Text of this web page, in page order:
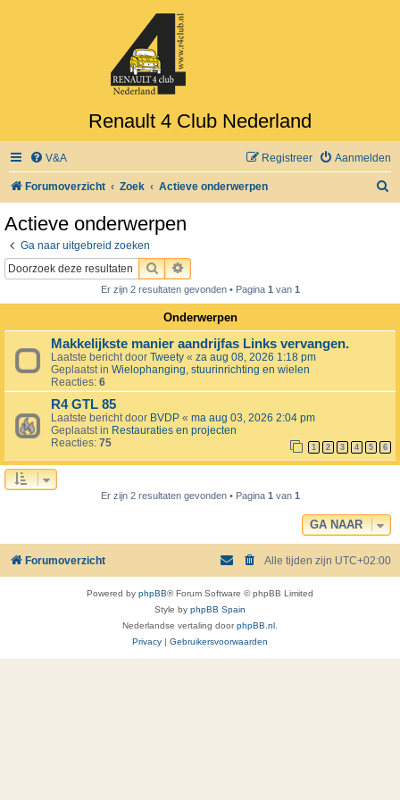
Renault 4 Club Nederland
V&A Aanmelden
Registreer
Forumoverzicht Zoek Actieve onderwerpen
Actieve onderwerpen
Ga naar uitgebreid zoeken
ZOEKUITGEBREID ZOEKEN
Er zijn 2 resultaten gevonden • Pagina 1van 1
Onderwerpen
Makkelijkste manier aandrijfas Links vervangen.
Laatste bericht door Tweety « za aug 08, 2026 1:18 pm
Geplaatst in Wielophanging, stuurinrichting en wielen
Reacties: 6
R4 GTL 85
Laatste bericht door BVDP « ma aug 03, 2026 2:04 pm
Geplaatst in Restauraties en projecten
Reacties: 75 1 2 3 4 5 6
Er zijn 2 resultaten gevonden • Pagina 1van 1
GA NAAR
Forumoverzicht Alle tijden zijn UTC+02:00
Powered by phpBB® Forum Software © phpBB Limited
Style by phpBB Spain
Nederlandse vertaling doorphpBB.nl .
Privacy
Gebruikersvoorwaarden